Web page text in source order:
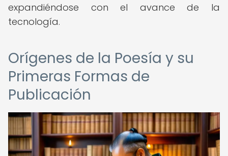
expandiéndose con el avance de la
tecnología.
Orígenes de la Poesía y su
Primeras Formas de
Publicación